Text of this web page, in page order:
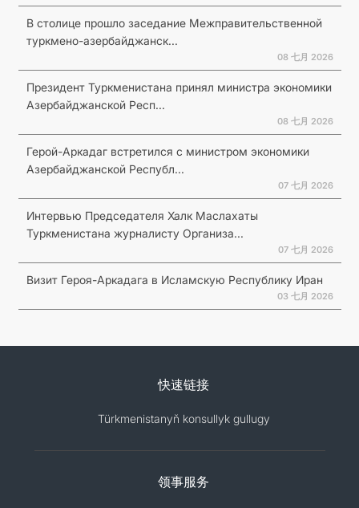
В столице прошло заседание Межправительственной
туркмено-азербайджанск...
08 七月 2026
Президент Туркменистана принял министра экономики
Азербайджанской Респ...
08 七月 2026
Герой-Аркадаг встретился с министром экономики
Азербайджанской Республ...
07 七月 2026
Интервью Председателя Халк Маслахаты
Туркменистана журналисту Организа...
07 七月 2026
Визит Героя-Аркадага в Исламскую Республику Иран
03 七月 2026
快速链接
Türkmenistanyň konsullyk gullugy
领事服务